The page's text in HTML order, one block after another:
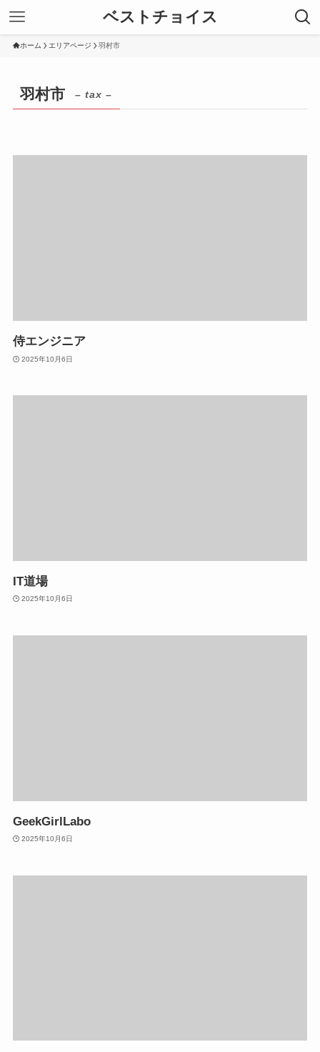
ベストチョイス
ホーム エリアページ 羽村市
羽村市 – tax –
侍エンジニア
2025年10月6日
IT道場
2025年10月6日
GeekGirlLabo
2025年10月6日